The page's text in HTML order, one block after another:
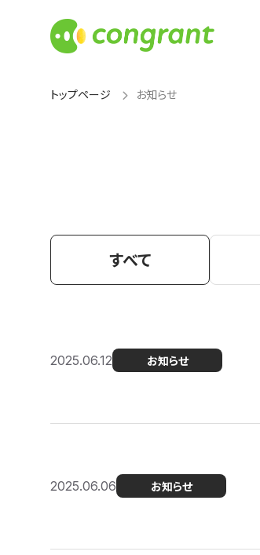
トップページ お知らせ
すべて
2025.06.12 お知らせ
2025.06.06 お知らせ